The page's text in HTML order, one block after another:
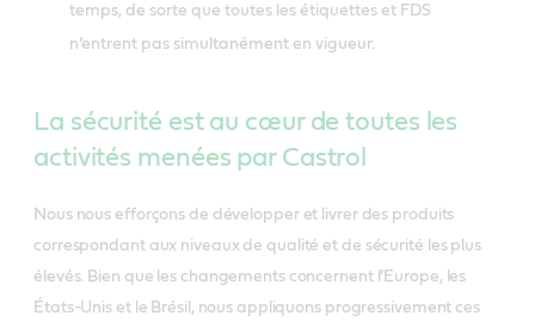
temps, de sorte que toutes les étiquettes et FDS
n’entrent pas simultanément en vigueur.
La sécurité est au cœur de toutes les
activités menées par Castrol
Nous nous efforçons de développer et livrer des produits
correspondant aux niveaux de qualité et de sécurité les plus
élevés. Bien que les changements concernent l’Europe, les
États-Unis et le Brésil, nous appliquons progressivement ces